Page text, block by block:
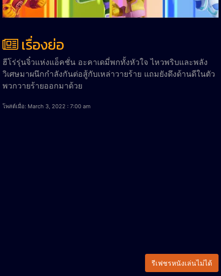
เรื่องย่อ
ฮีโร่รุ่นจิ๋วแห่งแอ็คชั่น อะคาเดมี่พกทั้งหัวใจ ไหวพริบและพลัง
วิเศษมาผนึกกำลังกันต่อสู้กับเหล่าวายร้าย แถมยังดึงด้านดีในตัว
พวกวายร้ายออกมาด้วย
โพสต์เมื่อ: March 3, 2022 : 7:00 am
รีเฟชรหนังเล่นไม่ได้